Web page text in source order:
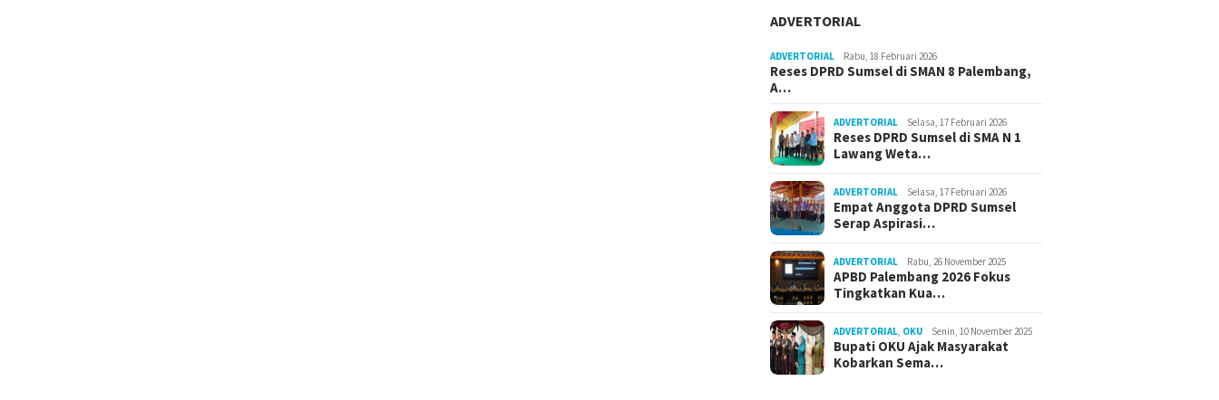
ADVERTORIAL
ADVERTORIAL Rabu, 18 Februari 2026
Reses DPRD Sumsel di SMAN 8 Palembang,
A…
ADVERTORIAL Selasa, 17 Februari 2026
Reses DPRD Sumsel di SMA N 1
Lawang Weta…
ADVERTORIAL Selasa, 17 Februari 2026
Empat Anggota DPRD Sumsel
Serap Aspirasi…
ADVERTORIAL Rabu, 26 November 2025
APBD Palembang 2026 Fokus
Tingkatkan Kua…
ADVERTORIAL OKU Senin, 10 November 2025
Bupati OKU Ajak Masyarakat
Kobarkan Sema…